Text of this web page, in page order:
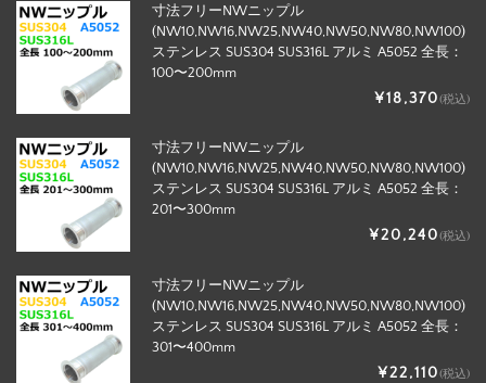
寸法フリーNWニップル
(NW10,NW16,NW25,NW40,NW50,NW80,NW100)
ステンレス SUS304 SUS316L アルミ A5052 全長：
100〜200mm
¥18,370(税込)
寸法フリーNWニップル
(NW10,NW16,NW25,NW40,NW50,NW80,NW100)
ステンレス SUS304 SUS316L アルミ A5052 全長：
201〜300mm
¥20,240(税込)
寸法フリーNWニップル
(NW10,NW16,NW25,NW40,NW50,NW80,NW100)
ステンレス SUS304 SUS316L アルミ A5052 全長：
301〜400mm
¥22,110(税込)